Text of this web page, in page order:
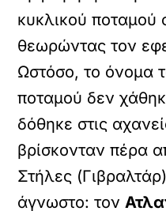
κυκλικού ποταμού
θεωρώντας τον
Ωστόσο, το όνομα
ποταμού δεν
δόθηκε στις
βρίσκονταν πέρα
Στήλες
άγνωστο: τον